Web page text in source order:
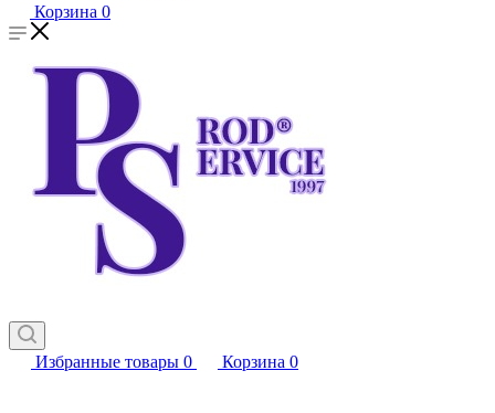
Корзина 0
Избранные товары 0 Корзина 0